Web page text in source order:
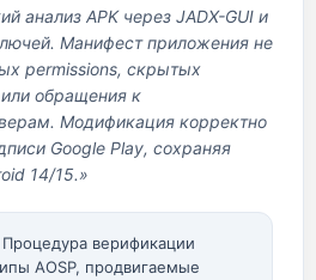
анализ APK через JADX-GUI и
Манифест приложения не
permissions, скрытых
обращения к
Модификация корректно
Google Play, сохраняя
14/15.»
Процедура верификации
AOSP, продвигаемые